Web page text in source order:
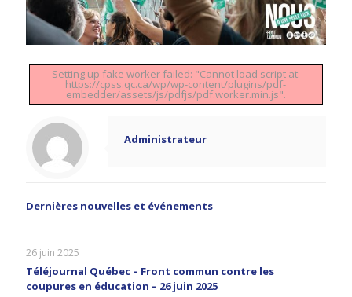
Setting up fake worker failed: "Cannot load script at:
https://cpss.qc.ca/wp/wp-content/plugins/pdf-
embedder/assets/js/pdfjs/pdf.worker.min.js".
Administrateur
Dernières nouvelles et événements
26 juin 2025
Téléjournal Québec – Front commun contre les
coupures en éducation – 26 juin 2025